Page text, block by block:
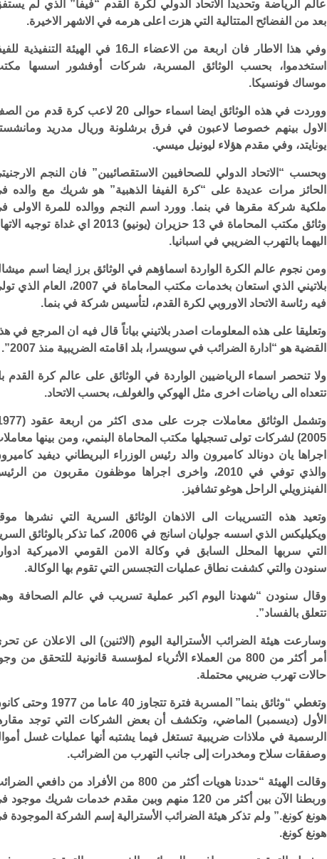
عالم الرياضة وتحديدا الاتحاد الدولي لكرة القدم “فيفا” الذي لم
بعد من الفضائح المتتالية التي هزت اعلى هرمه في الاشهر الاخيرة.
وفي هذا الاطار فان اربعة من الاعضاء الـ16 في الهيئة التنفيذية
استخدموا، بحسب الوثائق المسربة، شركات أوفشور اسسها
موساك فونسيكا.
ووردت في هذه الوثائق ايضا اسماء حوالى 20 لاعب كرة قدم من
الاول بينهم خصوصا لاعبون في فرق برشلونة وريال مدريد
يونايتد، وفي مقدم هؤلاء ليونيل ميسي.
وبحسب “الاتحاد الدولي للصحافيين الاستقصائيين” فان النجم
الحائز مرات عديدة على “كرة الفيفا الذهبية” هو شريك مع والده
ملكية شركة مقرها في بنما. وورد اسم النجم ووالده للمرة الاولى
وثائق مكتب المحاماة في 13 حزيران (يونيو) 2013 اي غداة توجيه
اليهما بالتهرب الضريبي في اسبانيا.
ومن نجوم عالم الكرة الواردة اسماؤهم في الوثائق برز ايضا اسم
بلاتيني الذي استعان بخدمات مكتب المحاماة في 2007، العام
فيه رئاسة الاتحاد الاوروبي لكرة القدم، لتأسيس شركة في بنما.
وتعليقا على هذه المعلومات اصدر بلاتيني بياناً قال فيه ان المرجع في
القضية هو “ادارة الضرائب في سويسرا، بلد اقامته الضريبية منذ 2007”.
ولا تنحصر اسماء الرياضيين الواردة في الوثائق على عالم كرة القدم
تتعداه الى رياضات اخرى مثل الهوكي والغولف، بحسب الاتحاد.
2005) لشركات تولى تسجيلها مكتب المحاماة البنمي، ومن بينها
اجراها يان دونالد كاميرون والد رئيس الوزراء البريطاني ديفيد
والذي توفي في 2010، واخرى اجراها موظفون مقربون من
الفينزويلي الراحل هوغو تشافيز.
وتعيد هذه التسريبات الى الاذهان الوثائق السرية التي نشرها
ويكيليكس الذي اسسه جوليان اسانج في 2006، كما تذكر بالوثائق
التي سربها المحلل السابق في وكالة الامن القومي الاميركية
سنودن والتي كشفت نطاق عمليات التجسس التي تقوم بها الوكالة.
وقال سنودن “شهدنا اليوم اكبر عملية تسريب في عالم الصحافة
تتعلق بالفساد”.
وسارعت هيئة الضرائب الأسترالية اليوم (الاثنين) الى الاعلان عن
أمر أكثر من 800 من العملاء الأثرياء لمؤسسة قانونية للتحقق من
حالات تهرب ضريبي محتملة.
وتغطي “وثائق بنما” المسربة فترة تتجاوز 40 عاما من 1977
الأول (ديسمبر) الماضي، وتكشف أن بعض الشركات التي توجد
الرسمية في ملاذات ضريبية تستغل فيما يشتبه أنها عمليات غسل
وصفقات سلاح ومخدرات إلى جانب التهرب من الضرائب.
وقالت الهيئة “حددنا هويات أكثر من 800 من الأفراد من دافعي
وربطنا الآن بين أكثر من 120 منهم وبين مقدم خدمات شريك موجود
هونغ كونغ.” ولم تذكر هيئة الضرائب الأسترالية إسم الشركة الموجودة
هونغ كونغ.